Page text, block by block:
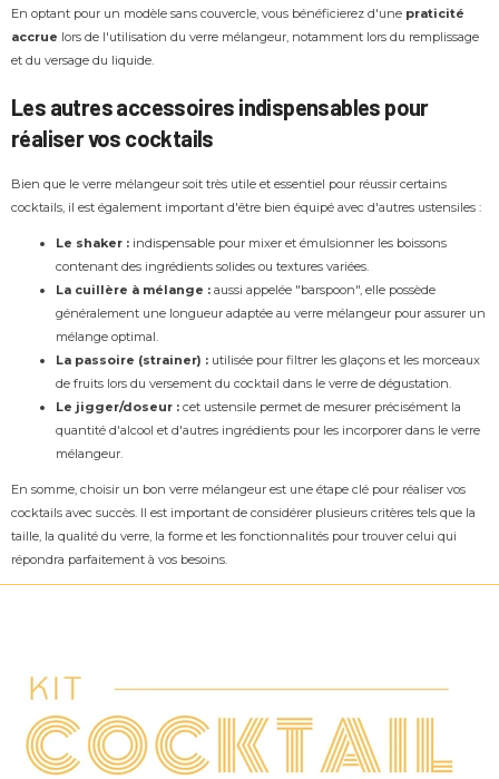
En optant pour un modèle sans couvercle, vous bénéficierez d'une praticité
accrue lors de l'utilisation du verre mélangeur, notamment lors du remplissage
et du versage du liquide.
Les autres accessoires indispensables pour
réaliser vos cocktails
Bien que le verre mélangeur soit très utile et essentiel pour réussir certains
cocktails, il est également important d'être bien équipé avec d'autres ustensiles :
Le shaker : indispensable pour mixer et émulsionner les boissons
contenant des ingrédients solides ou textures variées.
La cuillère à mélange : aussi appelée "barspoon", elle possède
généralement une longueur adaptée au verre mélangeur pour assurer un
mélange optimal.
La passoire (strainer) : utilisée pour filtrer les glaçons et les morceaux
de fruits lors du versement du cocktail dans le verre de dégustation.
Le jigger/doseur : cet ustensile permet de mesurer précisément la
quantité d'alcool et d'autres ingrédients pour les incorporer dans le verre
mélangeur.
En somme, choisir un bon verre mélangeur est une étape clé pour réaliser vos
cocktails avec succès. Il est important de considérer plusieurs critères tels que la
taille, la qualité du verre, la forme et les fonctionnalités pour trouver celui qui
répondra parfaitement à vos besoins.